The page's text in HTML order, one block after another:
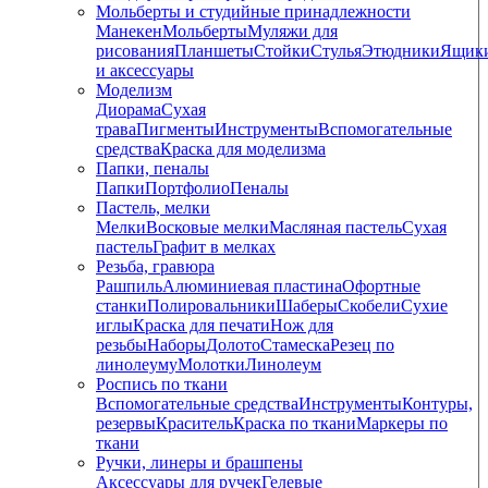
Мольберты и студийные принадлежности
МанекенМольбертыМуляжи для
рисованияПланшетыСтойкиСтульяЭтюдники
и аксессуары
Моделизм
ДиорамаСухая
траваПигментыИнструментыВспомогательные
средстваКраска для моделизма
Папки, пеналы
ПапкиПортфолиоПеналы
Пастель, мелки
МелкиВосковые мелкиМасляная пастельСухая
пастельГрафит в мелках
Резьба, гравюра
РашпильАлюминиевая пластинаОфортные
станкиПолировальникиШаберыСкобелиСухие
иглыКраска для печатиНож для
резьбыНаборыДолотоСтамескаРезец по
линолеумуМолоткиЛинолеум
Роспись по ткани
Вспомогательные средстваИнструментыКонтуры,
резервыКрасительКраска по тканиМаркеры по
ткани
Ручки, линеры и брашпены
Аксессуары для ручекГелевые